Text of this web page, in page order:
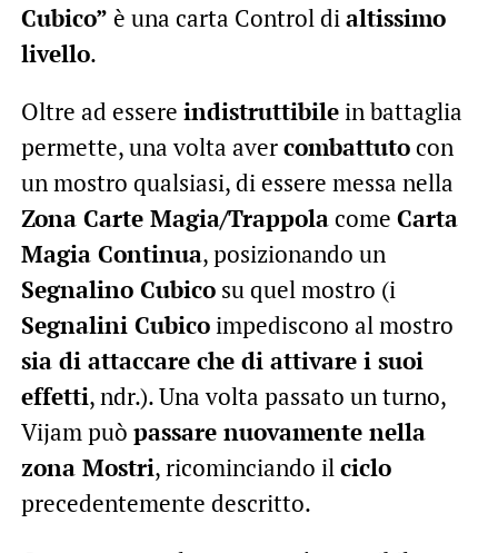
Cubico” è una carta Control dialtissimo
livello.
Oltre ad essere indistruttibilein battaglia
permette, una volta avercombattutocon
un mostro qualsiasi, di essere messa nella
Zona Carte Magia/Trappolacome Carta
Magia Continua, posizionando un
Segnalino Cubicosu quel mostro (i
Segnalini Cubicoimpediscono al mostro
sia di attaccare che di attivare i suoi
effetti, ndr.). Una volta passato un turno,
Vijam può passare nuovamente nella
zona Mostri, ricominciando ilciclo
precedentemente descritto.